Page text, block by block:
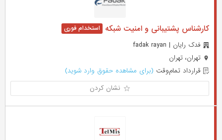
کارشناس پشتیبانی و امنیت شبکه
فدک رایان | fadak rayan
تهران، تهران
قرارداد تمام‌وقت (برای مشاهده حقوق وارد شوید)
نشان کردن